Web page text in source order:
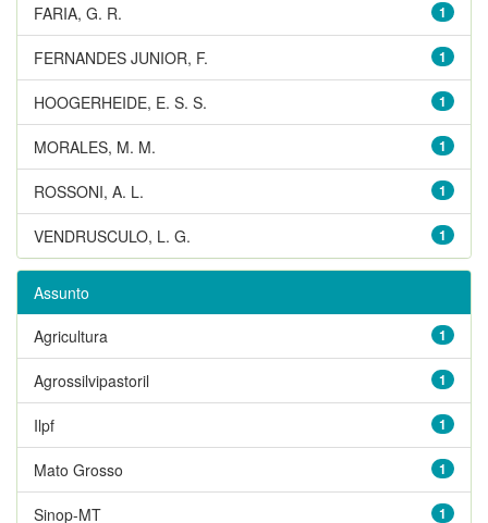
1
FARIA, G. R.
1
FERNANDES JUNIOR, F.
1
HOOGERHEIDE, E. S. S.
1
MORALES, M. M.
1
ROSSONI, A. L.
1
VENDRUSCULO, L. G.
Assunto
1
Agricultura
1
Agrossilvipastoril
1
Ilpf
1
Mato Grosso
1
Sinop-MT